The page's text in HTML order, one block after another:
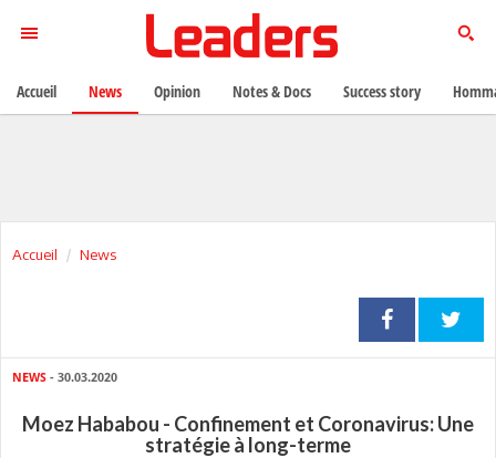
Accueil News
NEWS - 30.03.2020
Moez Hababou - Confinement et Coronavirus: Une
stratégie à long-terme
Accueil News Opinion Notes & Docs Success story